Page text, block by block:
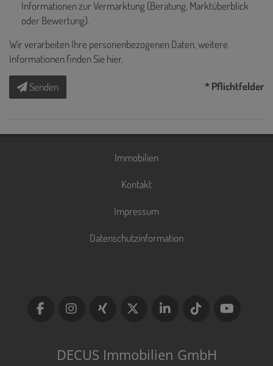
Informationen zur Vermarktung (Beratung, Marktüberblick
oder Bewertung).
Wir verarbeiten Ihre personenbezogenen Daten, weitere
Informationen finden Sie hier.
Senden * Pflichtfelder
Immobilien
Kontakt
Impressum
Datenschutzinformation
DECUS Immobilien GmbH